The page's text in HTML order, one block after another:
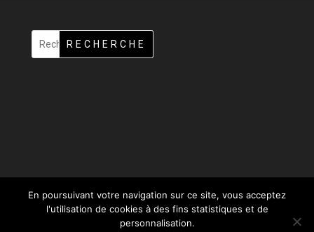
RECHERCHE
En poursuivant votre navigation sur ce site, vous acceptez
l'utilisation de cookies à des fins statistiques et de
personnalisation.